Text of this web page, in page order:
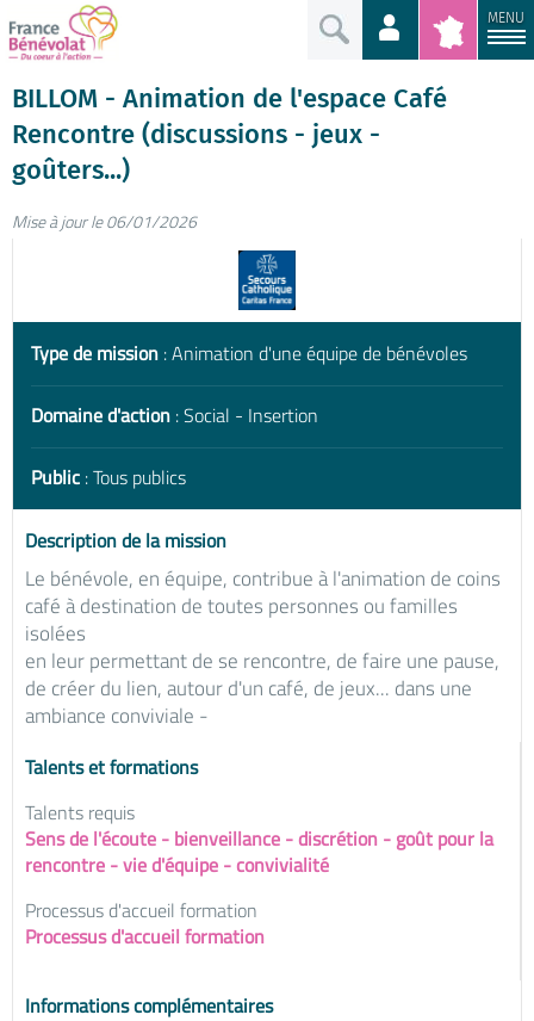
MENU
BILLOM - Animation de l'espace Café
Rencontre (discussions - jeux -
goûters...)
Mise à jour le 06/01/2026
Type de mission : Animation d'une équipe de bénévoles
Domaine d'action : Social - Insertion
Public : Tous publics
Description de la mission
Le bénévole, en équipe, contribue à l'animation de coins
café à destination de toutes personnes ou familles
isolées
en leur permettant de se rencontre, de faire une pause,
de créer du lien, autour d'un café, de jeux... dans une
ambiance conviviale -
Talents et formations
Talents requis
Sens de l'écoute - bienveillance - discrétion - goût pour la
rencontre - vie d'équipe - convivialité
Processus d'accueil formation
Processus d'accueil formation
Informations complémentaires